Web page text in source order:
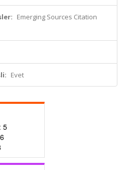
Emerging Sources Citation
Evet
5
6